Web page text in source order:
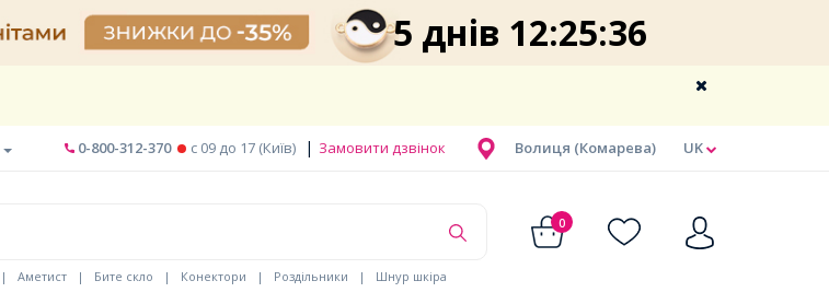
5 днів 12:25:35
UK
Волиця (Комарева)
0-800-312-370 c 09 до 17 (Київ) | Замовити дзвінок
0
| Аметист | Бите скло | Конектори | Роздільники | Шнур шкіра